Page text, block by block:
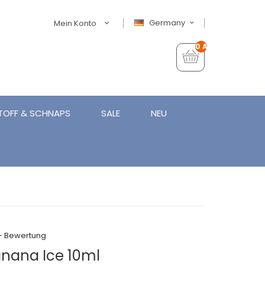
Germany
Mein Konto
0 Artikel - €0,00
& SCHNAPS SALE NEU
Bewertung
Ice 10ml